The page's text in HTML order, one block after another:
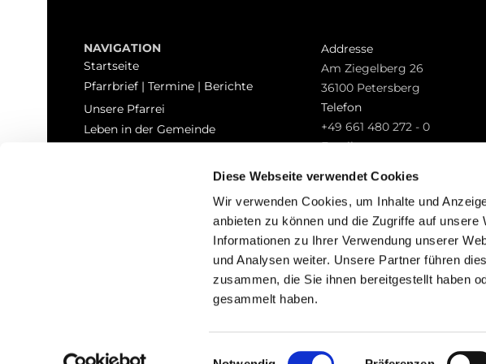
Diese Webseite verwendet Cookies
Wir verwenden Cookies, um Inhalte und
anbieten zu können und die Zugriffe auf
Informationen zu Ihrer Verwendung unserer
und Analysen weiter. Unsere Partner führen
zusammen, die Sie ihnen bereitgestellt haben
gesammelt haben.
Einwilligungsauswahl
NAVIGATION
Startseite
Pfarrbrief | Termine | Berichte
Unsere Pfarrei
Leben in der Gemeinde
Addresse
Am Ziegelberg 26
36100 Petersberg
Telefon
+49 661 480 272 - 0
Email
Impressum